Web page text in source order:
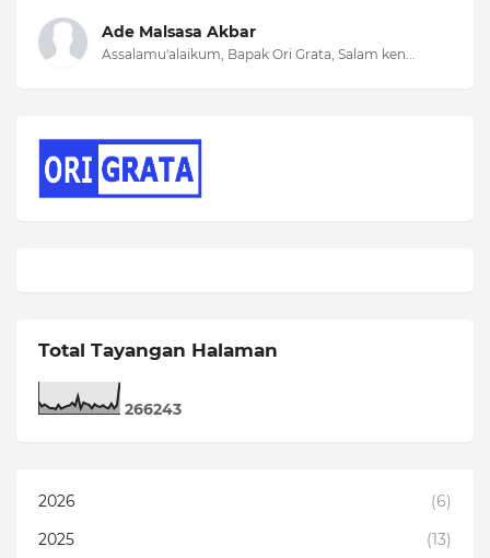
Ade Malsasa Akbar
Assalamu'alaikum, Bapak Ori Grata, Salam ken...
Total Tayangan Halaman
266243
2026
(6)
2025
(13)